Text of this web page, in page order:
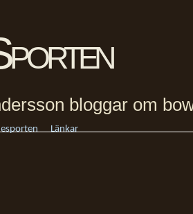
bloggar om
Länkar